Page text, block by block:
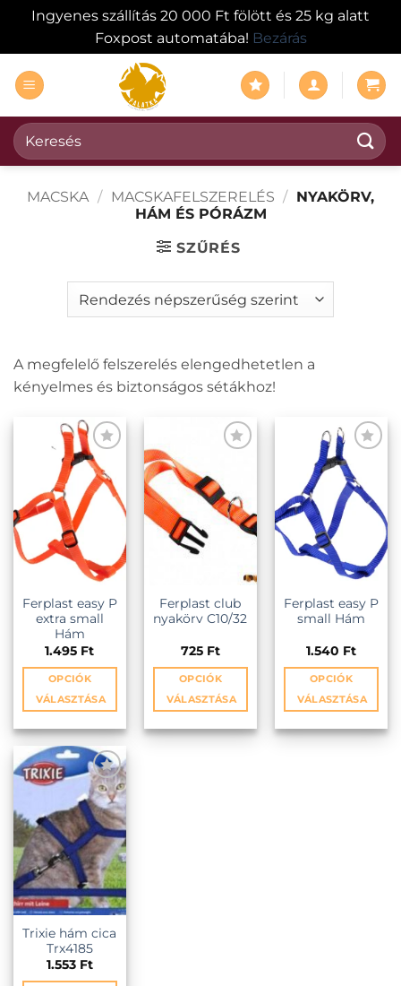
Ingyenes szállítás 20 000 Ft fölött és 25 kg alatt
Foxpost automatába! Bezárás
Keresés
a
MACSKA / MACSKAFELSZERELÉS / NYAKÖRV,
HÁM ÉS PÓRÁZM
SZŰRÉS
A megfelelő felszerelés elengedhetetlen a
kényelmes és biztonságos sétákhoz!
KEDVENCEKHEZ
Ferplast easy P
extra small
Hám
1.495 Ft
OPCIÓK
VÁLASZTÁSA
a
terméknek
több
variációja
van.
A
változatok
a
termékoldalon
választhatók
ki
KEDVENCEKHEZ
Ferplast club
nyakörv C10/32
725 Ft
OPCIÓK
VÁLASZTÁSA
a
KEDVENCEKHEZ
Ferplast easy P
small Hám
1.540 Ft
OPCIÓK
VÁLASZTÁSA
a
KEDVENCEKHEZ
Trixie hám cica
Trx4185
1.553 Ft